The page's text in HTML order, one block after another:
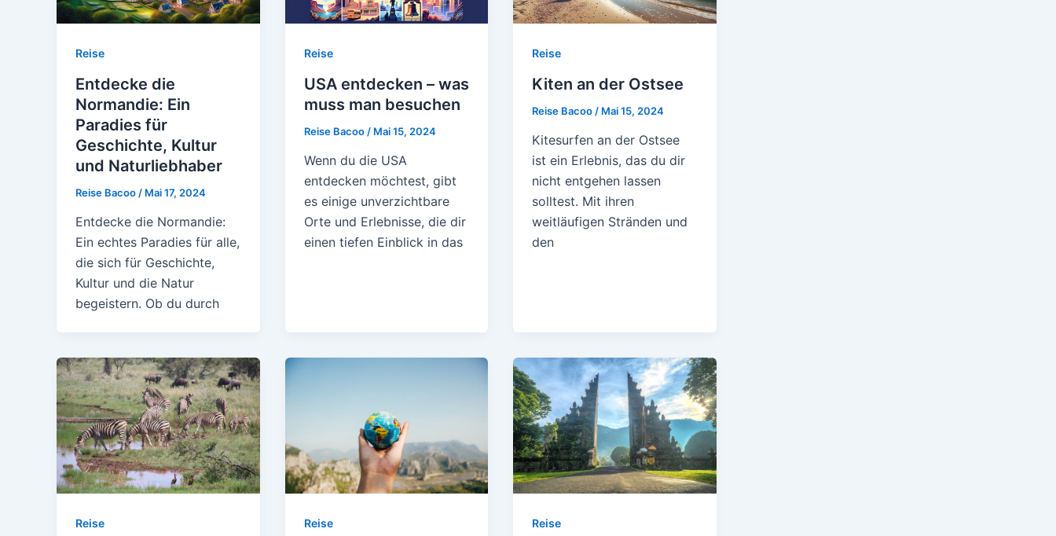
Reise
Entdecke die
Normandie: Ein
Paradies für
Geschichte, Kultur
und Naturliebhaber
Reise Bacoo / Mai 17, 2024
Entdecke die Normandie:
Ein echtes Paradies für alle,
die sich für Geschichte,
Kultur und die Natur
begeistern. Ob du durch
Reise
USA entdecken – was
muss man besuchen
Reise Bacoo / Mai 15, 2024
Wenn du die USA
entdecken möchtest, gibt
es einige unverzichtbare
Orte und Erlebnisse, die dir
einen tiefen Einblick in das
Reise
Kiten an der Ostsee
Reise Bacoo / Mai 15, 2024
Kitesurfen an der Ostsee
ist ein Erlebnis, das du dir
nicht entgehen lassen
solltest. Mit ihren
weitläufigen Stränden und
den
Reise Reise Reise